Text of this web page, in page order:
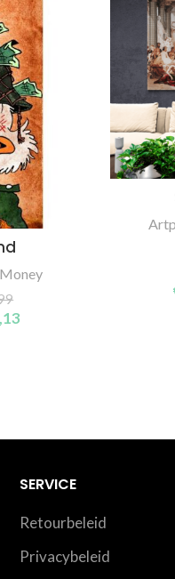
Money
SERVICE
Retourbeleid
Privacybeleid